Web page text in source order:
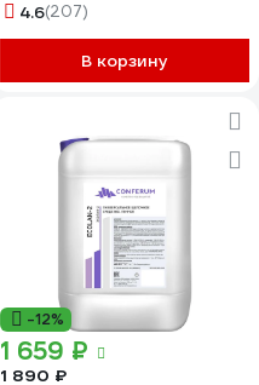
4.6(207)
В корзину
-12%
1 659 ₽
1 890 ₽